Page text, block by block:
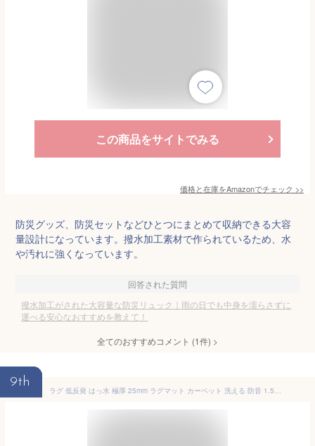
この商品をサイトでみる
価格と在庫をAmazonでチェック >>
防災グッズ、防災セットなどひとつにまとめて収納できる大容
量設計になっています。撥水加工素材で作られているため、水
や汚れに強くなっています。
回答された質問
撥水加工がされた大容量な防災リュック｜雨の日でも中身を濡らさずに
運べる安心なおすすめを教えて！
全てのおすすめコメント (1件) >
9th
ラグ 低反発 はっ水 極厚 25mm ラグマット カーペット 洗える 防音 1.5畳 2畳 3畳 赤ちゃん ペット ふわふわ もっちり フランネル 厚手 北欧 おしゃれ 撥水 滑り止め オールシーズン ホットカーペット マンション 折りたたみ ロジャー アイボリー 200×300 1年保証 床暖房